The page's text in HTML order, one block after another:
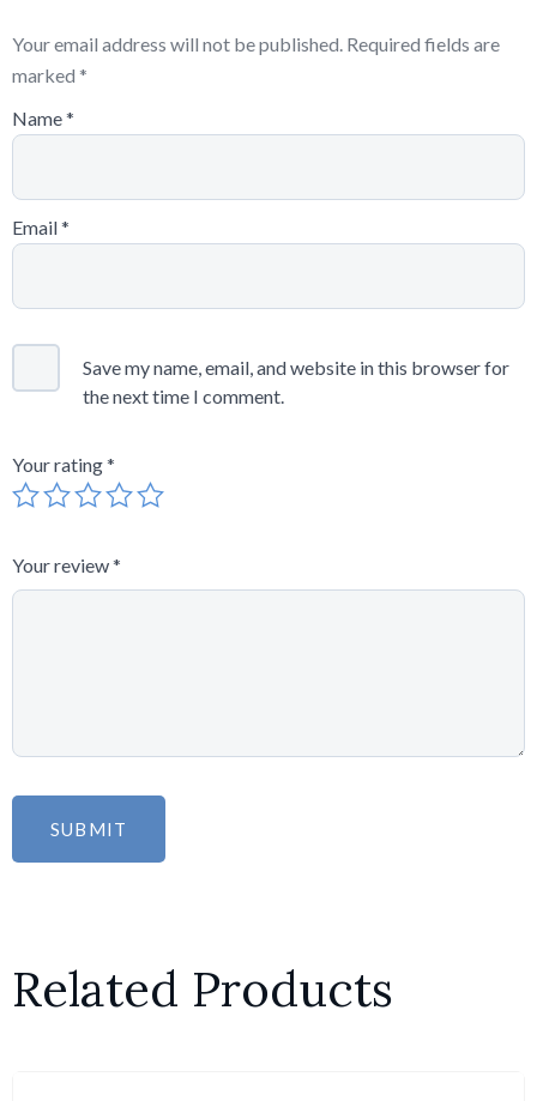
Your email address will not be published. Required fields are
marked *
Name*
Email*
Save my name, email, and website in this browser for
the next time I comment.
Your rating*
Your review*
Related Products